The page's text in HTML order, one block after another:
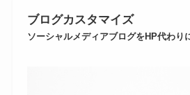
ブログカスタマイズ
ソーシャルメディアブログをHP代わり